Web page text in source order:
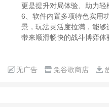
更是提升对局体验、助力轻
6、软件内置多项特色实用
景，玩法灵活度拉满，能够
带来顺滑畅快的战斗博弈体
无广告 免谷歌商店